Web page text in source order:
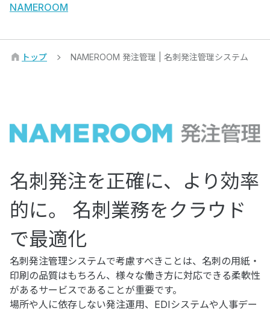
NAMEROOM
トップ NAMEROOM 発注管理 | 名刺発注管理システム
名刺発注を正確に、より効率
的に。
名刺業務をクラウド
で最適化
名刺発注管理システムで考慮すべきことは、名刺の用紙・
印刷の品質はもちろん、様々な働き方に対応できる柔軟性
があるサービスであることが重要です。
場所や人に依存しない発注運用、EDIシステムや人事デー